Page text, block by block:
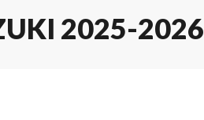
2025-2026